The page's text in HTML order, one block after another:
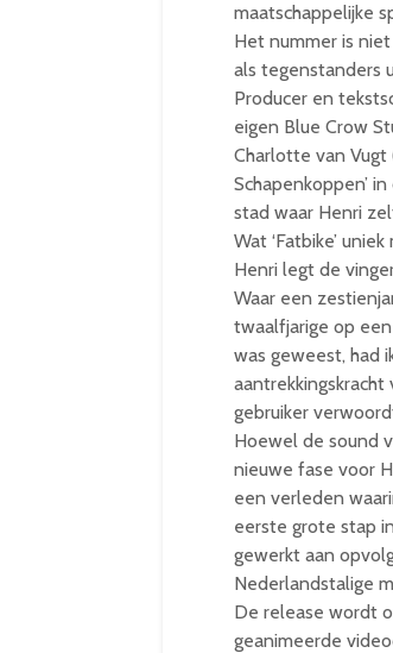
maatschappelijke
Het nummer is
als tegenstanders
Producer en
eigen Blue Crow
Charlotte van
Schapenkoppen’
stad waar Henri
Wat ‘Fatbike’
Henri legt de
Waar een
twaalfjarige op
was geweest, had
gebruiker
Hoewel de sound
nieuwe fase voor
een verleden
eerste grote stap
gewerkt aan
Nederlandstalige
De release wordt
geanimeerde